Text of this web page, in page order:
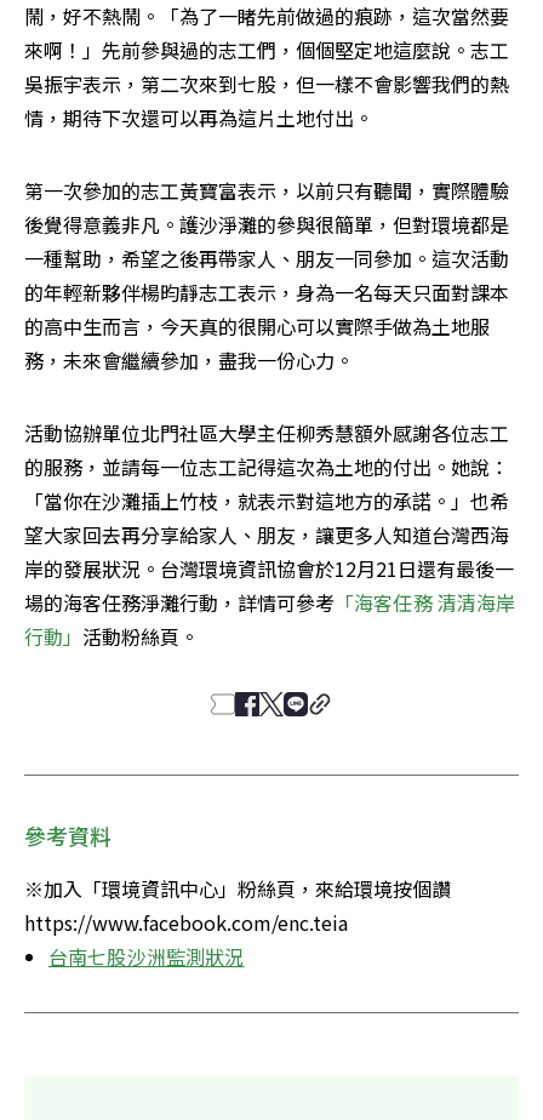
鬧，好不熱鬧。「為了一睹先前做過的痕跡，這次當然要
來啊！」先前參與過的志工們，個個堅定地這麼說。志工
吳振宇表示，第二次來到七股，但一樣不會影響我們的熱
情，期待下次還可以再為這片土地付出。
第一次參加的志工黃寶富表示，以前只有聽聞，實際體驗
後覺得意義非凡。護沙淨灘的參與很簡單，但對環境都是
一種幫助，希望之後再帶家人、朋友一同參加。這次活動
的年輕新夥伴楊昀靜志工表示，身為一名每天只面對課本
的高中生而言，今天真的很開心可以實際手做為土地服
務，未來會繼續參加，盡我一份心力。
活動協辦單位北門社區大學主任柳秀慧額外感謝各位志工
的服務，並請每一位志工記得這次為土地的付出。她說：
「當你在沙灘插上竹枝，就表示對這地方的承諾。」也希
望大家回去再分享給家人、朋友，讓更多人知道台灣西海
岸的發展狀況。台灣環境資訊協會於12月21日還有最後一
場的海客任務淨灘行動，詳情可參考 「海客任務 清清海岸
行動」 活動粉絲頁。
參考資料
※加入「環境資訊中心」粉絲頁，來給環境按個讚
https://www.facebook.com/enc.teia
台南七股沙洲監測狀況